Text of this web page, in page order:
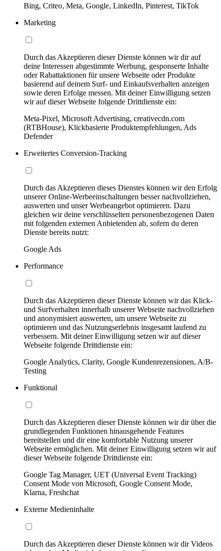
Bing, Criteo, Meta, Google, LinkedIn, Pinterest, TikTok
Marketing
Durch das Akzeptieren dieser Dienste können wir dir auf
deine Interessen abgestimmte Werbung, gesponserte Inhalte
oder Rabattaktionen für unsere Webseite oder Produkte
basierend auf deinem Surf- und Einkaufsverhalten anzeigen
sowie deren Erfolge messen. Mit deiner Einwilligung setzen
wir auf dieser Webseite folgende Drittdienste ein:
Meta-Pixel, Microsoft Advertising, creativecdn.com
(RTBHouse), Klickbasierte Produktempfehlungen, Ads
Defender
Erweitertes Conversion-Tracking
Durch das Akzeptieren dieses Dienstes können wir den Erfolg
unserer Online-Werbeeinschaltungen besser nachvollziehen,
auswerten und unser Werbeangebot optimieren. Dazu
gleichen wir deine verschlüsselten personenbezogenen Daten
mit folgenden externen Anbietenden ab, sofern du deren
Dienste bereits nutzt:
Google Ads
Performance
Durch das Akzeptieren dieser Dienste können wir das Klick-
und Surfverhalten innerhalb unserer Webseite nachvollziehen
und anonymisiert auswerten, um unsere Webseite zu
optimieren und das Nutzungserlebnis insgesamt laufend zu
verbessern. Mit deiner Einwilligung setzen wir auf dieser
Webseite folgende Drittdienste ein:
Google Analytics, Clarity, Google Kundenrezensionen, A/B-
Testing
Funktional
Durch das Akzeptieren dieser Dienste können wir dir über die
grundlegenden Funktionen hinausgehende Features
bereitstellen und dir eine komfortable Nutzung unserer
Webseite ermöglichen. Mit deiner Einwilligung setzen wir auf
dieser Webseite folgende Drittdienste ein:
Google Tag Manager, UET (Universal Event Tracking)
Consent Mode von Microsoft, Google Consent Mode,
Klarna, Freshchat
Externe Medieninhalte
Durch das Akzeptieren dieser Dienste können wir dir Videos